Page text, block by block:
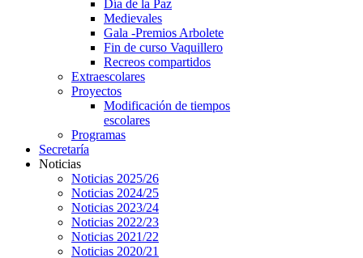
Día de la Paz
Medievales
Gala -Premios Arbolete
Fin de curso Vaquillero
Recreos compartidos
Extraescolares
Proyectos
Modificación de tiempos
escolares
Programas
Secretaría
Noticias
Noticias 2025/26
Noticias 2024/25
Noticias 2023/24
Noticias 2022/23
Noticias 2021/22
Noticias 2020/21